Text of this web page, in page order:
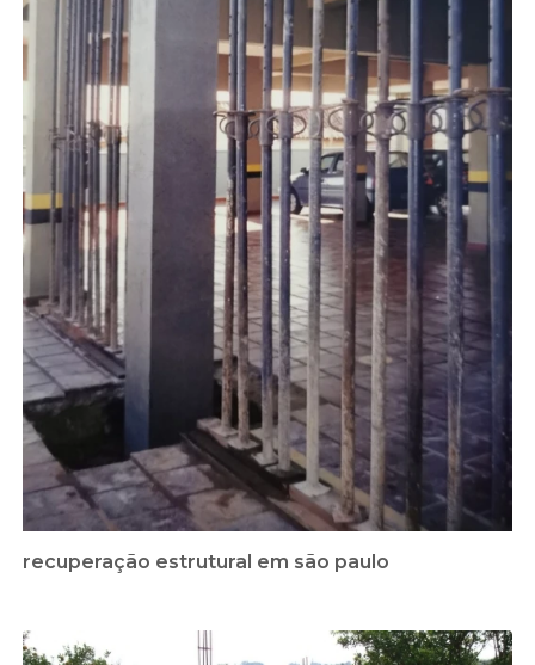
recuperação estrutural em são paulo